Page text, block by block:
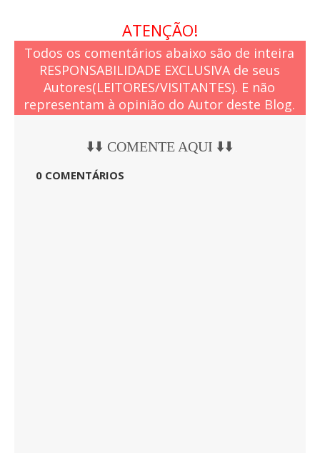
ATENÇÃO!
Todos os comentários abaixo são de inteira
RESPONSABILIDADE EXCLUSIVA de seus
Autores(LEITORES/VISITANTES). E não
representam à opinião do Autor deste Blog.
⬇️⬇️ COMENTE AQUI ⬇️⬇️
0 COMENTÁRIOS